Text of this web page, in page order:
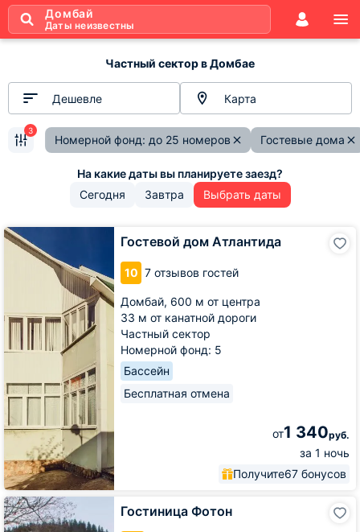
Домбай
Даты неизвестны
Частный сектор в Домбае
Дешевле Карта
Номерной фонд: до 25 номеров Гостевые дома
3
Сегодня Завтра Выбрать даты
Гостевой дом Атлантида
10 7 отзывов гостей
Домбай, 600 м от центра
33 м от канатной дороги
Частный сектор
Номерной фонд: 5
Бассейн
Бесплатная отмена
от1 340руб.
за 1 ночь
Получите67 бонусов
Гостевой
дом
Атлантида
Гостиница Фотон
Гостиница
Фотон